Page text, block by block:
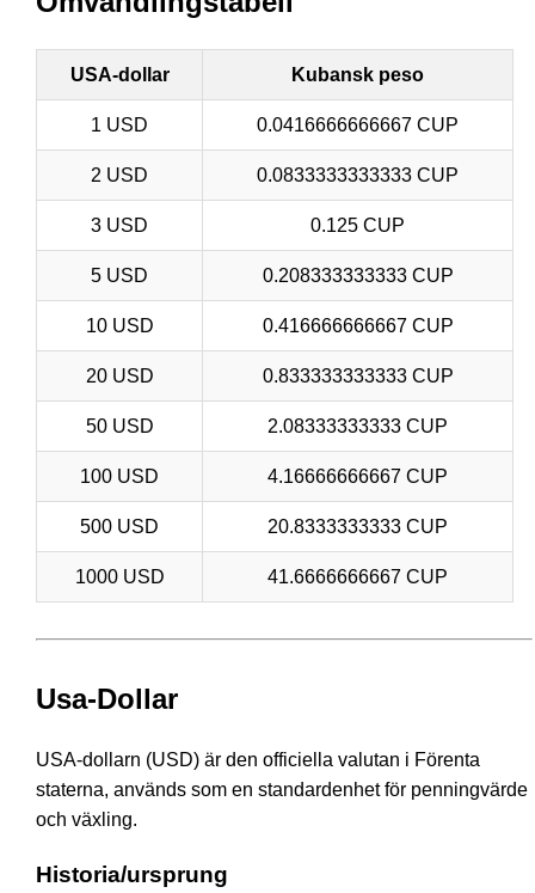
USA-dollar Kubansk peso
1 USD 0.0416666666667 CUP
2 USD 0.0833333333333 CUP
3 USD 0.125 CUP
5 USD 0.208333333333 CUP
10 USD 0.416666666667 CUP
20 USD 0.833333333333 CUP
50 USD 2.08333333333 CUP
100 USD 4.16666666667 CUP
500 USD 20.8333333333 CUP
1000 USD 41.6666666667 CUP
Usa-Dollar
USA-dollarn (USD) är den officiella valutan i Förenta
staterna, används som en standardenhet för penningvärde
och växling.
Historia/ursprung